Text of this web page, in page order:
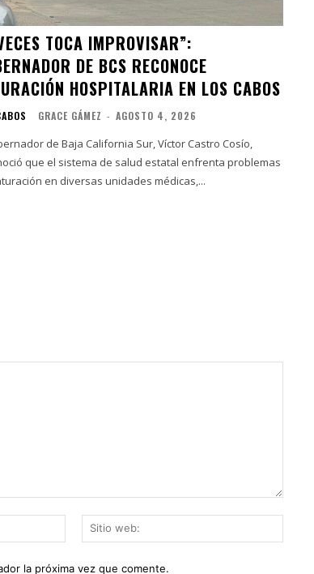
TOCA IMPROVISAR”:
DE BCS RECONOCE
HOSPITALARIA EN LOS CABOS
GRACE GÁMEZ - AGOSTO 4, 2026
de Baja California Sur, Víctor Castro Cosío,
que el sistema de salud estatal enfrenta problemas
en diversas unidades médicas,...
Correo
electrónico:*
web:
la próxima vez que comente.